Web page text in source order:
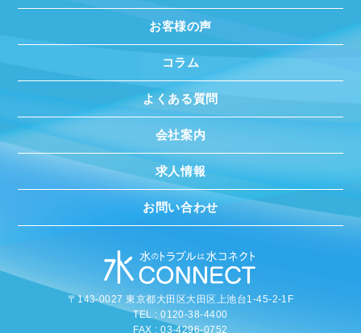
お客様の声
コラム
よくある質問
会社案内
求人情報
お問い合わせ
〒143-0027 東京都大田区大田区上池台1-45-2-1F
TEL : 0120-38-4400
FAX : 03-4296-0752